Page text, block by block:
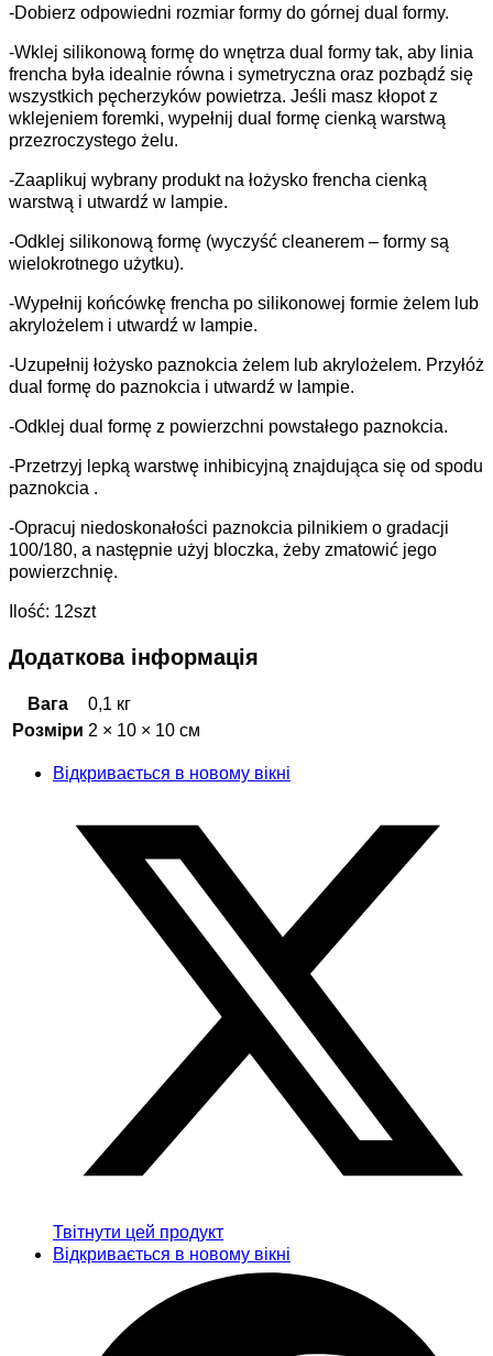
-Dobierz odpowiedni rozmiar formy do górnej dual formy.
-Wklej silikonową formę do wnętrza dual formy tak, aby linia
frencha była idealnie równa i symetryczna oraz pozbądź się
wszystkich pęcherzyków powietrza. Jeśli masz kłopot z
wklejeniem foremki, wypełnij dual formę cienką warstwą
przezroczystego żelu.
-Zaaplikuj wybrany produkt na łożysko frencha cienką
warstwą i utwardź w lampie.
-Odklej silikonową formę (wyczyść cleanerem – formy są
wielokrotnego użytku).
-Wypełnij końcówkę frencha po silikonowej formie żelem lub
akrylożelem i utwardź w lampie.
-Uzupełnij łożysko paznokcia żelem lub akrylożelem. Przyłóż
dual formę do paznokcia i utwardź w lampie.
-Odklej dual formę z powierzchni powstałego paznokcia.
-Przetrzyj lepką warstwę inhibicyjną znajdująca się od spodu
paznokcia .
-Opracuj niedoskonałości paznokcia pilnikiem o gradacji
100/180, a następnie użyj bloczka, żeby zmatowić jego
powierzchnię.
Ilość: 12szt
Додаткова інформація
Вага
0,1 кг
Розміри 2 × 10 × 10 см
Відкривається в новому вікні
Твітнути цей продукт
Відкривається в новому вікні